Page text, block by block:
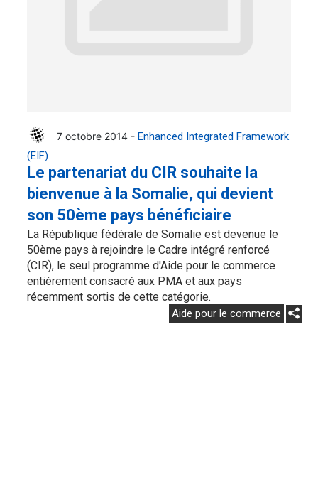
7 octobre 2014 - Enhanced Integrated Framework
(EIF)
Le partenariat du CIR souhaite la
bienvenue à la Somalie, qui devient
son 50ème pays bénéficiaire
La République fédérale de Somalie est devenue le
50ème pays à rejoindre le Cadre intégré renforcé
(CIR), le seul programme d'Aide pour le commerce
entièrement consacré aux PMA et aux pays
récemment sortis de cette catégorie.
Aide pour le commerce